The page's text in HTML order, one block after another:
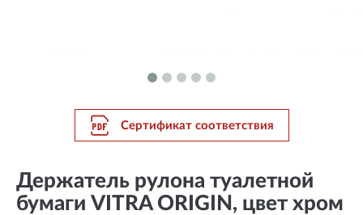
Сертификат соответствия
Держатель рулона туалетной
бумаги VITRA ORIGIN, цвет хром